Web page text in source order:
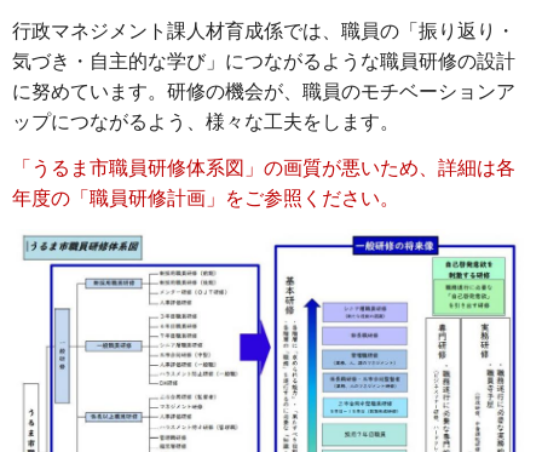
行政マネジメント課人材育成係では、職員の「振り返り・
気づき・自主的な学び」につながるような職員研修の設計
に努めています。研修の機会が、職員のモチベーションア
ップにつながるよう、様々な工夫をします。
「うるま市職員研修体系図」の画質が悪いため、詳細は各
年度の「職員研修計画」をご参照ください。